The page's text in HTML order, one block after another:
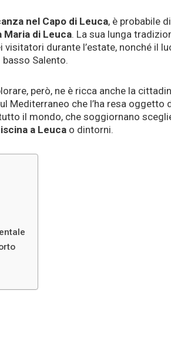
nel Capo di Leuca, è probabile
Maria di Leuca. La sua lunga
visitatori durante l’estate, nonché il
Salento.
però, ne è ricca anche la
Mediterraneo che l’ha resa oggetto
il mondo, che soggiornano
a Leuca o dintorni.